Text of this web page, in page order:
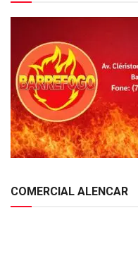
COMERCIAL ALENCAR